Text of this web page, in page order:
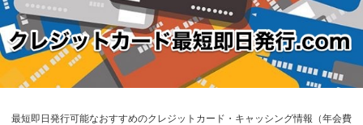
最短即日発行可能なおすすめのクレジットカード・キャッシング情報（年会費